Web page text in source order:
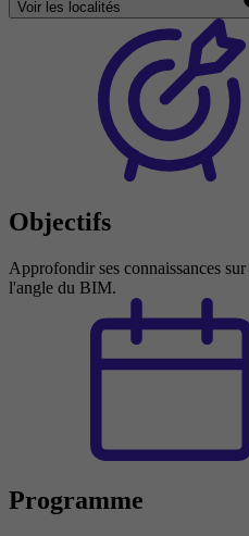
Voir les localités
Objectifs
Approfondir ses connaissances
l'angle du BIM.
Programme